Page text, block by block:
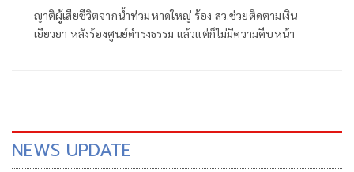
ญาติผู้เสียชีวิตจากน้ำท่วมหาดใหญ่ ร้อง สว.ช่วยติดตามเงิน
เยียวยา หลังร้องศูนย์ดำรงธรรม แล้วแต่ก็ไม่มีความคืบหน้า
NEWS UPDATE